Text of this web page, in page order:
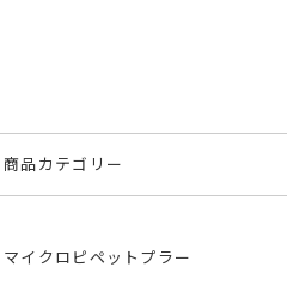
商品カテゴリー
マイクロピペットプラー